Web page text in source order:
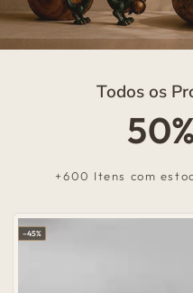
Todos os
+600 Itens com
–45%